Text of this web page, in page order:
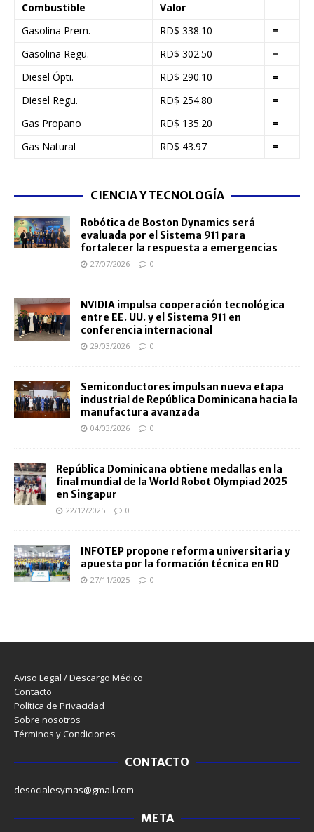
Combustible
Valor
Gasolina Prem.
RD$ 338.10
=
Gasolina Regu.
RD$ 302.50
=
Diesel Ópti.
RD$ 290.10
=
Diesel Regu.
RD$ 254.80
=
Gas Propano
RD$ 135.20
=
Gas Natural
RD$ 43.97 =
CIENCIA Y TECNOLOGÍA
Robótica de Boston Dynamics será
evaluada por el Sistema 911 para
fortalecer la respuesta a emergencias
27/07/2026 0
NVIDIA impulsa cooperación tecnológica
entre EE. UU. y el Sistema 911 en
conferencia internacional
29/03/2026 0
Semiconductores impulsan nueva etapa
industrial de República Dominicana hacia la
manufactura avanzada
04/03/2026 0
República Dominicana obtiene medallas en la
final mundial de la World Robot Olympiad 2025
en Singapur
22/12/2025 0
INFOTEP propone reforma universitaria y
apuesta por la formación técnica en RD
27/11/2025 0
Aviso Legal / Descargo Médico
Contacto
Política de Privacidad
Sobre nosotros
Términos y Condiciones
CONTACTO
desocialesymas@gmail.com
META